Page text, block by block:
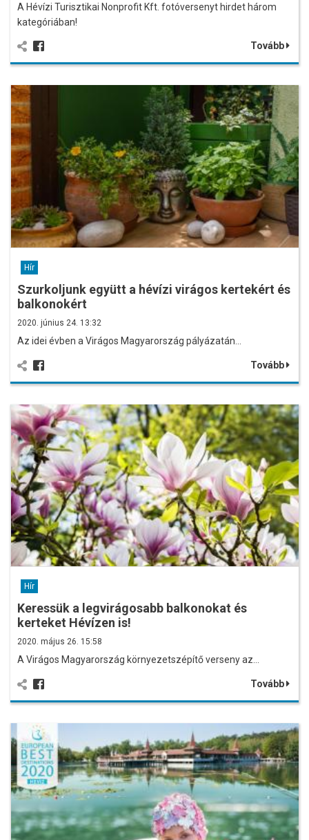
A Hévízi Turisztikai Nonprofit Kft. fotóversenyt hirdet három
kategóriában!
Tovább
Hír
Szurkoljunk együtt a hévízi virágos kertekért és
balkonokért
2020. június 24. 13:32
Az idei évben a Virágos Magyarország pályázatán…
Tovább
Hír
Keressük a legvirágosabb balkonokat és
kerteket Hévízen is!
2020. május 26. 15:58
A Virágos Magyarország környezetszépítő verseny az…
Tovább